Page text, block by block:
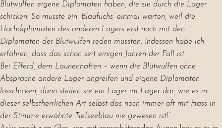
Blutwulfen eigene Diplomaten haben, die sie durch die Lager
schicken. So musste ein ‘Blaufuchs’ einmal warten, weil die
Hochdiplomaten des anderen Lagers erst noch mit den
Diplomaten der Blutwulfen reden mussten. Indessen habe ich
erfahren, dass das schon seit einigen Jahren der Fall ist.
Bei Efferd, dem Launenhaften – wenn die Blutwulfen ohne
Absprache andere Lager angreifen und eigene Diplomaten
losschicken, dann stellen sie ein Lager im Lager dar, wie es in
dieser selbstherrlichen Art selbst das noch immer oft mit Hass in
der Stimme erwähnte Tiefseeblau nie gewesen ist!”